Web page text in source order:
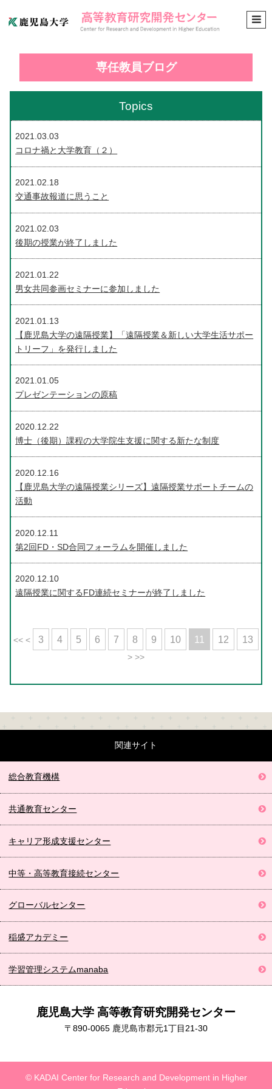
専任教員ブログ
Topics
2021.03.03
コロナ禍と大学教育（２）
2021.02.18
交通事故報道に思うこと
2021.02.03
後期の授業が終了しました
2021.01.22
男女共同参画セミナーに参加しました
2021.01.13
【鹿児島大学の遠隔授業】「遠隔授業＆新しい大学生活サポー
トリーフ」を発行しました
2021.01.05
プレゼンテーションの原稿
2020.12.22
博士（後期）課程の大学院生支援に関する新たな制度
2020.12.16
【鹿児島大学の遠隔授業シリーズ】遠隔授業サポートチームの
活動
2020.12.11
第2回FD・SD合同フォーラムを開催しました
2020.12.10
遠隔授業に関するFD連続セミナーが終了しました
<< < 3 4 5 6 7 8 9 10 11 12 13
> >>
関連サイト
総合教育機構
共通教育センター
キャリア形成支援センター
中等・高等教育接続センター
グローバルセンター
稲盛アカデミー
学習管理システムmanaba
鹿児島大学 高等教育研究開発センター
〒890-0065 鹿児島市郡元1丁目21-30
© KADAI Center for Research and Development in Higher